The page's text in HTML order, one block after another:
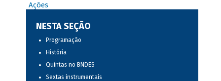
Ações
NESTA SEÇÃO
Programação
História
Quintas no BNDES
Sextas instrumentais